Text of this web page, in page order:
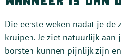
Die eerste weken nadat je
kruipen. Je ziet natuurlijk
borsten kunnen pijnlijk zijn